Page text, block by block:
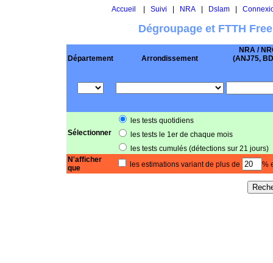
Accueil Suivi NRA| Dslam|
Dégroupage et FTTH
Département Arrondissement
NRA /
(ANJ75,
Sélectionner
les tests quotidiens
les tests le 1er de chaque mois
les tests cumulés (détections sur 21 jours)
N'afficher
que
les estimations variant de plus de %